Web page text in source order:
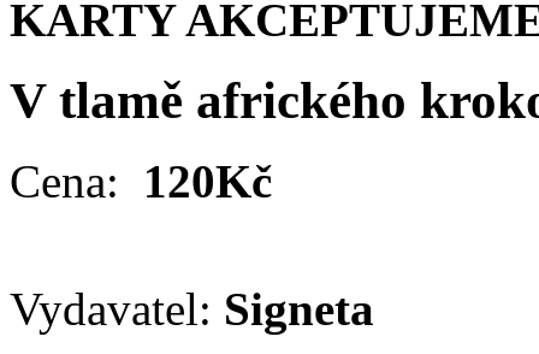
KARTY
V tlamě afrického
Cena: 120Kč
Vydavatel: Signeta